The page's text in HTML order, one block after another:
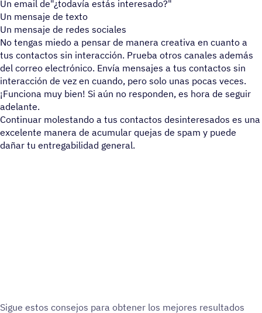
Un email de"¿todavía estás interesado?"
Un mensaje de texto
Un mensaje de redes sociales
No tengas miedo a pensar de manera creativa en cuanto a
tus contactos sin interacción. Prueba otros canales además
del correo electrónico. Envía mensajes a tus contactos sin
interacción de vez en cuando, pero solo unas pocas veces.
¡Funciona muy bien! Si aún no responden, es hora de seguir
adelante.
Continuar molestando a tus contactos desinteresados es una
excelente manera de acumular quejas de spam y puede
dañar tu entregabilidad general.
Sigue estos conse­jos para obtener los mejores resul­ta­dos